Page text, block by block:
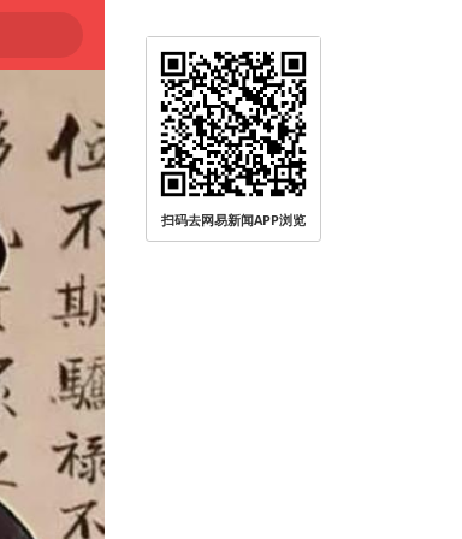
扫码去网易新闻APP浏览